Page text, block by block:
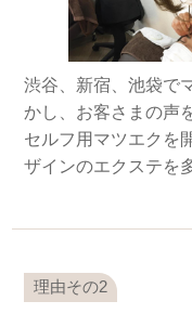
渋谷、新宿、池袋で
かし、お客さまの声
セルフ用マツエクを
ザインのエクステを